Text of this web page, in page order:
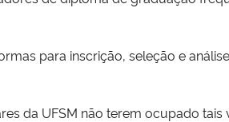
para inscrição, seleção e análise
da UFSM não terem ocupado tais